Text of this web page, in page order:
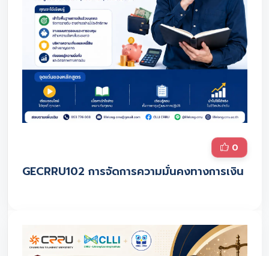
0
GECRRU102 การจัดการความมั่นคงทางการเงิน